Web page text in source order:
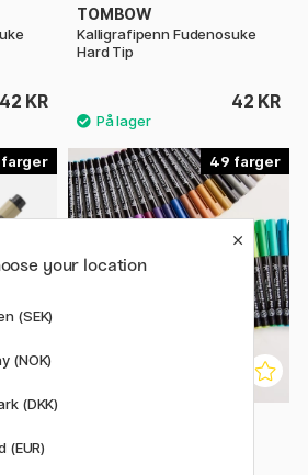
42 KR
TOMBOW
Kalligrafipenn Fudenosuke
Hard Tip
42 KR
49
your location
(SEK)
(NOK)
(DKK)
(EUR)